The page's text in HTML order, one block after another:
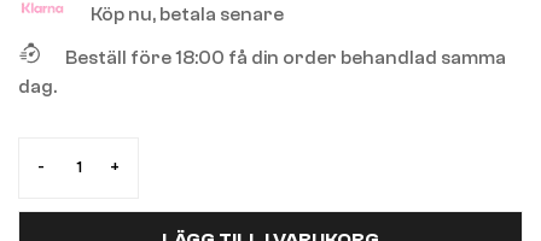
Köp nu, betala senare
Beställ före 18:00 få din order behandlad samma
dag.
- +